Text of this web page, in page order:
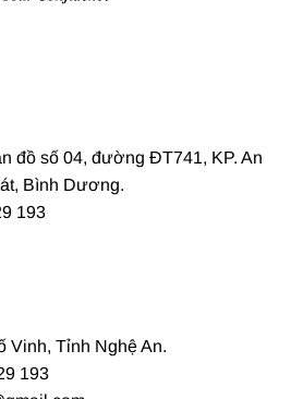
đồ số 04, đường ĐT741, KP. An
Bình Dương.
193
Vinh, Tỉnh Nghệ An.
193